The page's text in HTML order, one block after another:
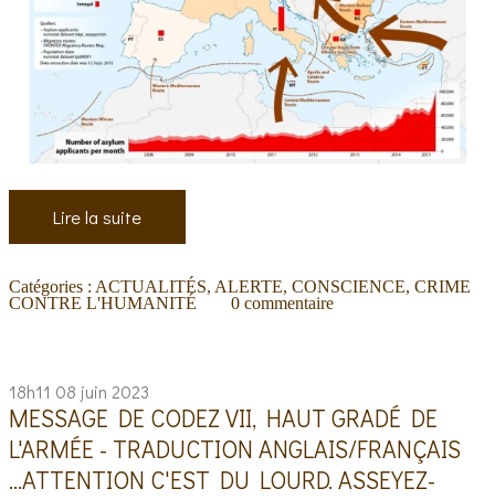
Lire la suite
Catégories : ACTUALITÉS, ALERTE,CONSCIENCE,CRIME
CONTRE L'HUMANITÉ
0 commentaire
18h11 08 juin 2023
MESSAGE DE CODEZ VII, HAUT GRADÉ DE
L'ARMÉE - TRADUCTION ANGLAIS/FRANÇAIS
...ATTENTION C'EST DU LOURD. ASSEYEZ-